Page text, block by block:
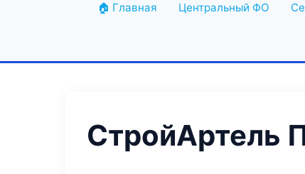
🏠 Главная Центральный ФО
СтройАртель